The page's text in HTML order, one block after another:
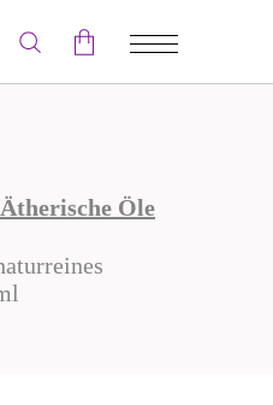
Ätherische Öle